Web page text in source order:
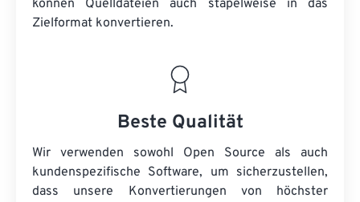
können Quelldateien auch stapelweise in das
Zielformat konvertieren.
Beste Qualität
Wir verwenden sowohl Open Source als auch
kundenspezifische Software, um sicherzustellen,
dass unsere Konvertierungen von höchster